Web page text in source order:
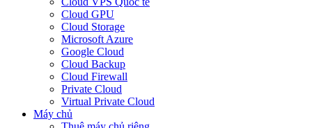
Cloud GPU
Cloud Storage
Microsoft Azure
Google Cloud
Cloud Backup
Cloud Firewall
Private Cloud
Virtual Private Cloud
Máy chủ